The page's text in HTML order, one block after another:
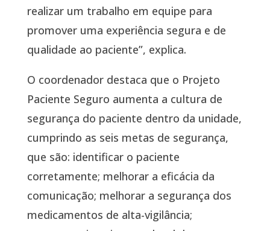
realizar um trabalho em equipe para
promover uma experiência segura e de
qualidade ao paciente”, explica.
O coordenador destaca que o Projeto
Paciente Seguro aumenta a cultura de
segurança do paciente dentro da unidade,
cumprindo as seis metas de segurança,
que são: identificar o paciente
corretamente; melhorar a eficácia da
comunicação; melhorar a segurança dos
medicamentos de alta-vigilância;